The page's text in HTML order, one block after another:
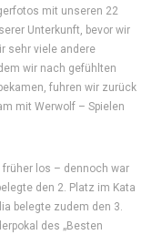
mit unseren 22
Unterkunft, bevor wir
sehr viele andere
wir nach gefühlten
fuhren wir zurück
mit Werwolf – Spielen
los – dennoch war
den 2. Platz im Kata
belegte zudem den 3.
des „Besten